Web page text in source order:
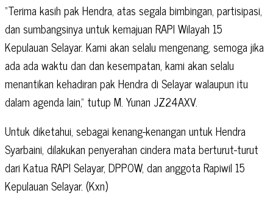
“Terima kasih pak Hendra, atas segala bimbingan, partisipasi,
dan sumbangsinya untuk kemajuan RAPI Wilayah 15
Kepulauan Selayar. Kami akan selalu mengenang, semoga jika
ada ada waktu dan dan kesempatan, kami akan selalu
menantikan kehadiran pak Hendra di Selayar walaupun itu
dalam agenda lain,” tutup M. Yunan JZ24AXV.
Untuk diketahui, sebagai kenang-kenangan untuk Hendra
Syarbaini, dilakukan penyerahan cindera mata berturut-turut
dari Katua RAPI Selayar, DPPOW, dan anggota Rapiwil 15
Kepulauan Selayar. (Kxn)